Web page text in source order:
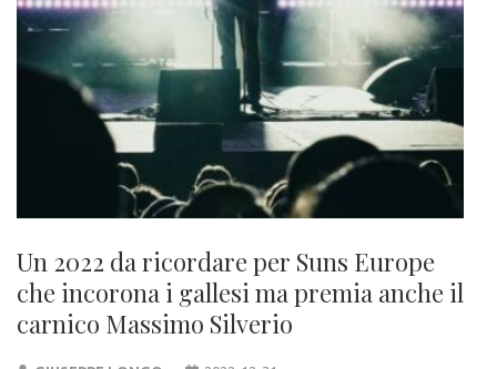
Un 2022 da ricordare per Suns Europe
che incorona i gallesi ma premia anche il
carnico Massimo Silverio